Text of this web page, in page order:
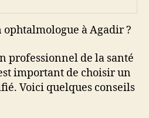
à Agadir ?
professionnel de la santé
important de choisir un
Voici quelques conseils